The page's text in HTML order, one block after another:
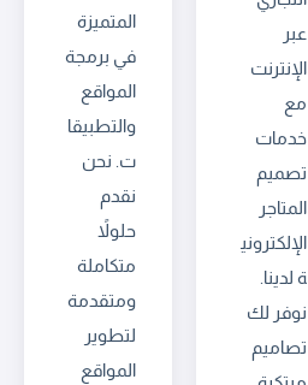
عبر
الإنترنت
مع
خدمات
تصميم
المتاجر
الإلكتروني
ة لدينا.
نوفر لك
تصاميم
المتميزة
في برمجة
المواقع
والتطبيقا
ت. نحن
نقدم
حلولاً
متكاملة
ومتقدمة
لتطوير
المواقع